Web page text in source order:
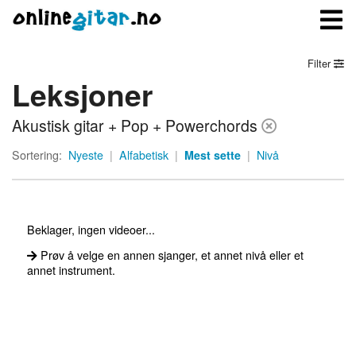
Meny
Logg inn
Filter
Leksjoner
Akustisk gitar + Pop + Powerchords
Sortering: Nyeste | Alfabetisk | Mest sette | Nivå
Beklager, ingen videoer...
Prøv å velge en annen sjanger, et annet nivå eller et
annet instrument.